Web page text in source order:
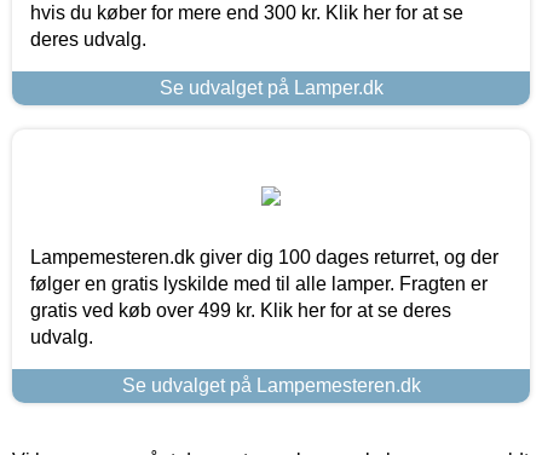
hvis du køber for mere end 300 kr. Klik her for at se
deres udvalg.
Se udvalget på Lamper.dk
Lampemesteren.dk giver dig 100 dages returret, og der
følger en gratis lyskilde med til alle lamper. Fragten er
gratis ved køb over 499 kr. Klik her for at se deres
udvalg.
Se udvalget på Lampemesteren.dk